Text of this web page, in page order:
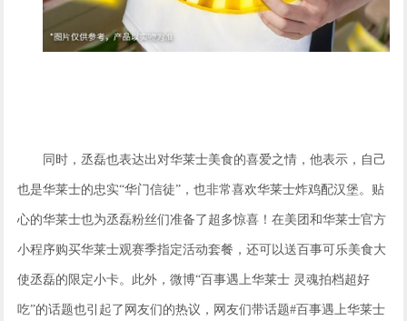
同时，丞磊也表达出对华莱士美食的喜爱之情，他表示，自己
也是华莱士的忠实“华门信徒”，也非常喜欢华莱士炸鸡配汉堡。贴
心的华莱士也为丞磊粉丝们准备了超多惊喜！在美团和华莱士官方
小程序购买华莱士观赛季指定活动套餐 ，还可以送 百事可乐美食大
使丞磊的 限定小卡。此外，微博“百事遇上华莱士 灵魂拍档超好
吃”的话题也引起了网友们的热议，网友们带话题#百事遇上华莱士